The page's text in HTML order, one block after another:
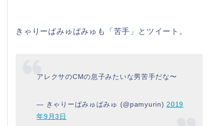
きゃりーぱみゅぱみゅも「苦手」とツイート。
アレクサのCMの息子みたいな男苦手だな〜
— きゃりーぱみゅぱみゅ (@pamyurin) 2019
年9月3日